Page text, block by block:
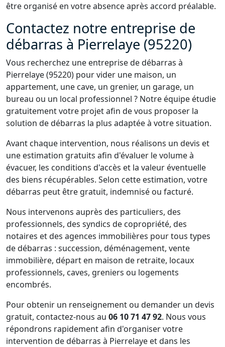
être organisé en votre absence après accord préalable.
Contactez notre entreprise de
débarras à Pierrelaye (95220)
Vous recherchez une entreprise de débarras à
Pierrelaye (95220) pour vider une maison, un
appartement, une cave, un grenier, un garage, un
bureau ou un local professionnel ? Notre équipe étudie
gratuitement votre projet afin de vous proposer la
solution de débarras la plus adaptée à votre situation.
Avant chaque intervention, nous réalisons un devis et
une estimation gratuits afin d'évaluer le volume à
évacuer, les conditions d'accès et la valeur éventuelle
des biens récupérables. Selon cette estimation, votre
débarras peut être gratuit, indemnisé ou facturé.
Nous intervenons auprès des particuliers, des
professionnels, des syndics de copropriété, des
notaires et des agences immobilières pour tous types
de débarras : succession, déménagement, vente
immobilière, départ en maison de retraite, locaux
professionnels, caves, greniers ou logements
encombrés.
Pour obtenir un renseignement ou demander un devis
gratuit, contactez-nous au 06 10 71 47 92. Nous vous
répondrons rapidement afin d'organiser votre
intervention de débarras à Pierrelaye et dans les